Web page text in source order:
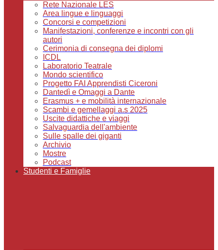
Rete Nazionale LES
Area lingue e linguaggi
Concorsi e competizioni
Manifestazioni, conferenze e incontri con gli
autori
Cerimonia di consegna dei diplomi
ICDL
Laboratorio Teatrale
Mondo scientifico
Progetto FAI Apprendisti Ciceroni
Dantedì e Omaggi a Dante
Erasmus + e mobilità internazionale
Scambi e gemellaggi a.s 2025
Uscite didattiche e viaggi
Salvaguardia dell'ambiente
Sulle spalle dei giganti
Archivio
Mostre
Podcast
Studenti e Famiglie